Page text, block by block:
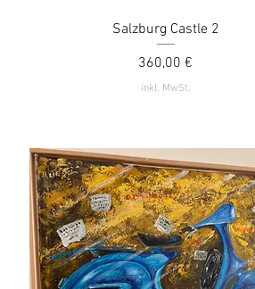
Schnellansicht
Salzburg Castle 2
Preis
360,00 €
inkl. MwSt.